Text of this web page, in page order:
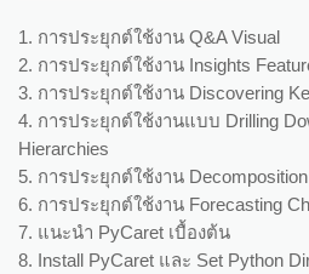
1. การประยุกต์ใช้งาน Q&A Visual
2. การประยุกต์ใช้งาน Insights
3. การประยุกต์ใช้งาน Discovering
4. การประยุกต์ใช้งานแบบ Drilling
Hierarchies
5. การประยุกต์ใช้งาน
6. การประยุกต์ใช้งาน Forecasting
7. แนะนำ PyCaret เบื้องต้น
8. Install PyCaret และ Set Python